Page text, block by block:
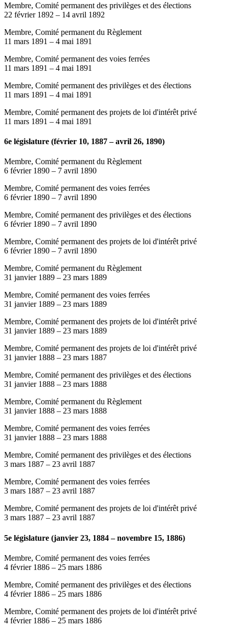
Membre, Comité permanent des privilèges et des élections
22 février 1892 – 14 avril 1892
Membre, Comité permanent du Règlement
11 mars 1891 – 4 mai 1891
Membre, Comité permanent des voies ferrées
11 mars 1891 – 4 mai 1891
Membre, Comité permanent des privilèges et des élections
11 mars 1891 – 4 mai 1891
Membre, Comité permanent des projets de loi d'intérêt privé
11 mars 1891 – 4 mai 1891
6e législature (février 10, 1887 – avril 26, 1890)
Membre, Comité permanent du Règlement
6 février 1890 – 7 avril 1890
Membre, Comité permanent des voies ferrées
6 février 1890 – 7 avril 1890
Membre, Comité permanent des privilèges et des élections
6 février 1890 – 7 avril 1890
Membre, Comité permanent des projets de loi d'intérêt privé
6 février 1890 – 7 avril 1890
Membre, Comité permanent du Règlement
31 janvier 1889 – 23 mars 1889
Membre, Comité permanent des voies ferrées
31 janvier 1889 – 23 mars 1889
Membre, Comité permanent des projets de loi d'intérêt privé
31 janvier 1889 – 23 mars 1889
Membre, Comité permanent des projets de loi d'intérêt privé
31 janvier 1888 – 23 mars 1887
Membre, Comité permanent des privilèges et des élections
31 janvier 1888 – 23 mars 1888
Membre, Comité permanent du Règlement
31 janvier 1888 – 23 mars 1888
Membre, Comité permanent des voies ferrées
31 janvier 1888 – 23 mars 1888
Membre, Comité permanent des privilèges et des élections
3 mars 1887 – 23 avril 1887
Membre, Comité permanent des voies ferrées
3 mars 1887 – 23 avril 1887
Membre, Comité permanent des projets de loi d'intérêt privé
3 mars 1887 – 23 avril 1887
5e législature (janvier 23, 1884 – novembre 15, 1886)
Membre, Comité permanent des voies ferrées
4 février 1886 – 25 mars 1886
Membre, Comité permanent des privilèges et des élections
4 février 1886 – 25 mars 1886
Membre, Comité permanent des projets de loi d'intérêt privé
4 février 1886 – 25 mars 1886